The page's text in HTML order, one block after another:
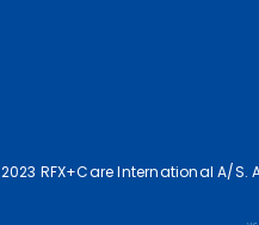
2023 RFX+Care International A/S.